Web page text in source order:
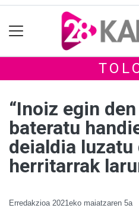
“Inoiz egin
bateratu
deialdia luzatu
herritarrak
Erredakzioa 2021eko maiatzaren 5a